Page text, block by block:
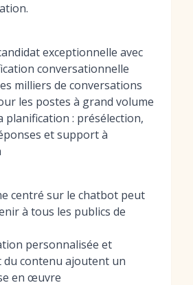
exceptionnelle avec
conversationnelle
milliers de conversations
les postes à grand volume
planification : présélection,
et support à
centré sur le chatbot peut
à tous les publics de
personnalisée et
du contenu ajoutent un
en œuvre